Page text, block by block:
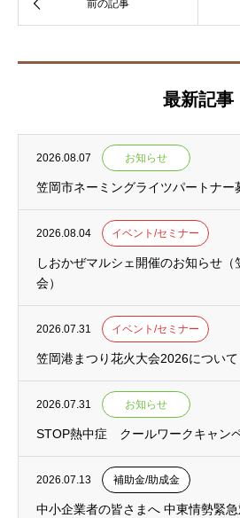
最新記事
2026.08.07 お知らせ
笠岡市ネーミングライツパートナー
2026.08.04 イベント/セミナー
しおかぜマルシェ開催のお知らせ（
会）
2026.07.31 イベント/セミナー
笠岡港まつり花火大会2026について
2026.07.31 お知らせ
STOP熱中症 クールワークキャン
2026.07.13 補助金/助成金
中小企業者の皆さまへ 中東情勢緊